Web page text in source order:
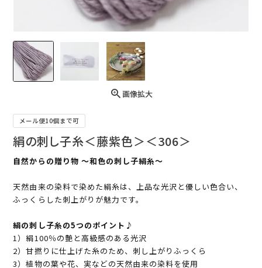
画像拡大
メール便10個まで可
絹の刺し子糸＜藤紫色＞＜306＞
自然からの贈り物 ～和色の刺し子絹糸～
天然由来の染料で染めた絹糸は、上品な光沢と優しい色合い、
ふっくらした刺上がりが魅力です。
絹の刺し子糸の5つのポイント♪
1）絹100％の艶と高級感のある光沢
2）甘撚りに仕上げた糸のため、刺し上がりふっくら
3）植物の葉や花、実などの天然由来の染料を使用